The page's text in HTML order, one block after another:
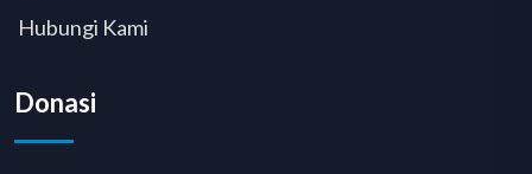
Hubungi Kami
Donasi